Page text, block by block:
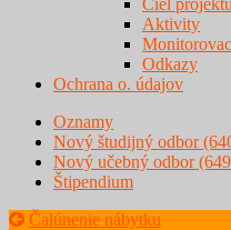
Ciel projektu
Aktivity
Odkazy
Ochrana o. údajov
Oznamy
Nový študijný odbor
Nový učebný odbor
Štipendium
Čalúnenie nábytku